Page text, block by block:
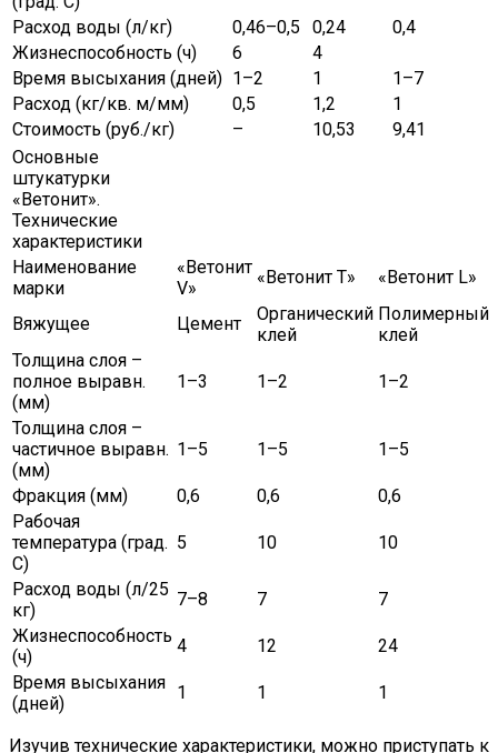
Расход воды (л/кг)
0,46–0,5 0,24
0,4
Жизнеспособность (ч)
6
4
Время высыхания (дней) 1–2 1
1–7
Расход (кг/кв. м/мм)
0,5 1,2
1
Стоимость (руб./кг)
– 10,53
9,41
Основные
штукатурки
«Ветонит».
Технические
характеристики
Наименование
марки
«Ветонит
V»
«Ветонит Т» «Ветонит L»
Вяжущее Цемент
Органический
клей
Полимерный
клей
Толщина слоя –
полное выравн.
(мм)
1–3 1–2 1–2
Толщина слоя –
частичное выравн.
(мм)
1–5 1–5 1–5
Фракция (мм) 0,6 0,6
0,6
Рабочая
температура (град.
С)
5 10 10
Расход воды (л/25
кг)
7–8 7
7
Жизнеспособность
(ч)
4 12
24
Время высыхания
(дней)
1 1 1
Изучив технические характеристики, можно приступать к